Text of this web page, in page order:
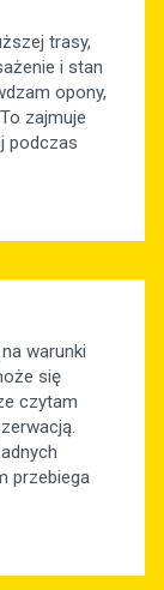
trasy,
i stan
opony,
zajmuje
podczas
warunki
się
czytam
przebiega